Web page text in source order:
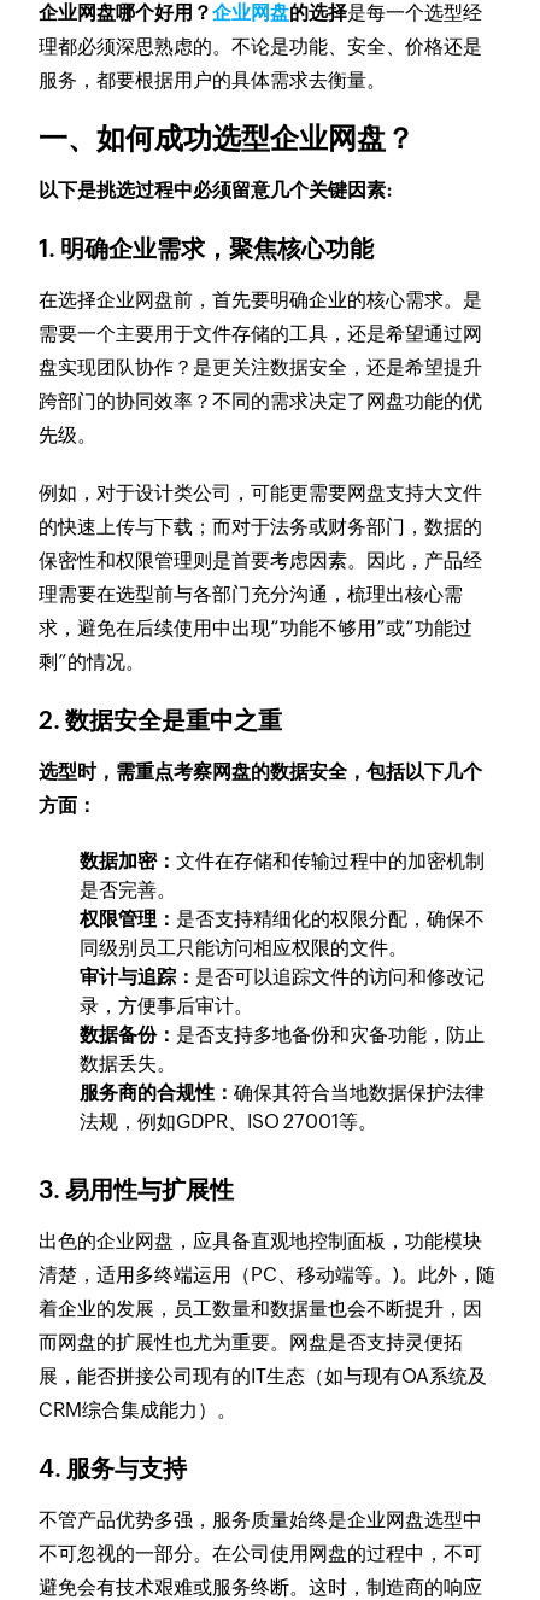
企业网盘哪个好用？企业网盘的选择是每一个选型经
理都必须深思熟虑的。不论是功能、安全、价格还是
服务，都要根据用户的具体需求去衡量。
一、如何成功选型企业网盘？
以下是挑选过程中必须留意几个关键因素:
1. 明确企业需求，聚焦核心功能
在选择企业网盘前，首先要明确企业的核心需求。是
需要一个主要用于文件存储的工具，还是希望通过网
盘实现团队协作？是更关注数据安全，还是希望提升
跨部门的协同效率？不同的需求决定了网盘功能的优
先级。
例如，对于设计类公司，可能更需要网盘支持大文件
的快速上传与下载；而对于法务或财务部门，数据的
保密性和权限管理则是首要考虑因素。因此，产品经
理需要在选型前与各部门充分沟通，梳理出核心需
求，避免在后续使用中出现“功能不够用”或“功能过
剩”的情况。
2. 数据安全是重中之重
选型时，需重点考察网盘的数据安全，包括以下几个
方面：
数据加密：文件在存储和传输过程中的加密机制
是否完善。
权限管理： 是否支持精细化的权限分配，确保不
同级别员工只能访问相应权限的文件。
审计与追踪： 是否可以追踪文件的访问和修改记
录，方便事后审计。
数据备份： 是否支持多地备份和灾备功能，防止
数据丢失。
服务商的合规性：确保其符合当地数据保护法律
法规，例如GDPR、ISO 27001等。
3. 易用性与扩展性
出色的企业网盘，应具备直观地控制面板，功能模块
清楚，适用多终端运用（PC、移动端等。)。此外，随
着企业的发展，员工数量和数据量也会不断提升，因
而网盘的扩展性也尤为重要。网盘是否支持灵便拓
展，能否拼接公司现有的IT生态（如与现有OA系统及
CRM综合集成能力）。
4. 服务与支持
不管产品优势多强，服务质量始终是企业网盘选型中
不可忽视的一部分。在公司使用网盘的过程中，不可
避免会有技术艰难或服务终断。这时，制造商的响应